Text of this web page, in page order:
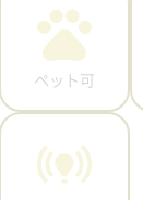
ペット可